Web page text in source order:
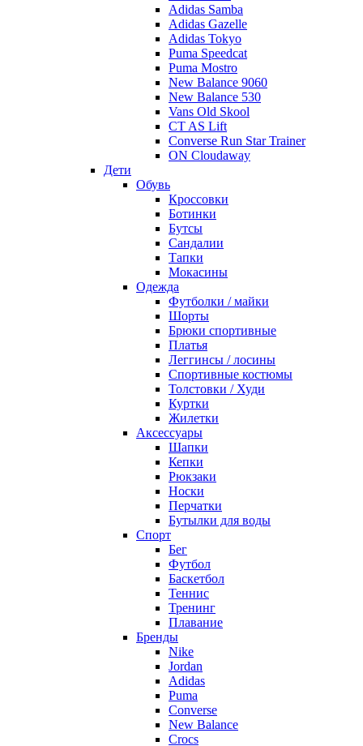
Adidas Samba
Adidas Gazelle
Adidas Tokyo
Puma Speedcat
Puma Mostro
New Balance 9060
New Balance 530
Vans Old Skool
CT AS Lift
Converse Run Star Trainer
ON Cloudaway
Дети
Обувь
Кроссовки
Ботинки
Бутсы
Сандалии
Тапки
Мокасины
Одежда
Футболки / майки
Шорты
Брюки спортивные
Платья
Леггинсы / лосины
Спортивные костюмы
Толстовки / Худи
Куртки
Жилетки
Аксессуары
Шапки
Кепки
Рюкзаки
Носки
Перчатки
Бутылки для воды
Спорт
Бег
Футбол
Баскетбол
Теннис
Тренинг
Плавание
Бренды
Nike
Jordan
Adidas
Puma
Converse
New Balance
Crocs